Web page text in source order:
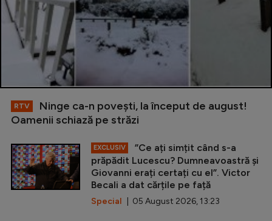
RTV
Ninge ca-n povești, la început de august!
Oamenii schiază pe străzi
EXCLUSIV
”Ce ați simțit când s-a
prăpădit Lucescu? Dumneavoastră și
Giovanni erați certați cu el”. Victor
Becali a dat cărțile pe față
Special | 05 August 2026, 13:23